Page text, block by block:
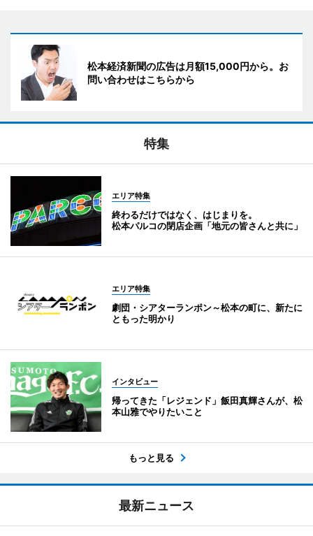
松本経済新聞の広告は月額15,000円から。お
問い合わせはこちらから
特集
エリア特集
終わるだけではなく、はじまりを。
松本パルコの閉店企画「地元の皆さんと共に」
エリア特集
劇団・シアターランポン～松本の町に、新たに
ともった明かり
インタビュー
帰ってきた「レジェンド」飯田真輝さんが、松
本山雅でやりたいこと
もっと見る
最新ニュース